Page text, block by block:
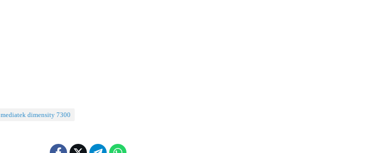
mediatek dimensity 7300